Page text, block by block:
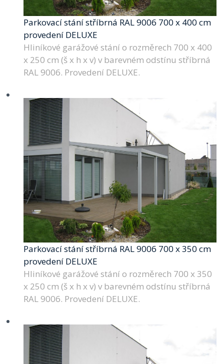
Parkovací stání stříbrná RAL 9006 700 x 400 cm
provedení DELUXE
Hliníkové garážové stání o rozměrech 700 x 400
x 250 cm (š x h x v) v barevném odstínu stříbrná
RAL 9006. Provedení DELUXE.
Parkovací stání stříbrná RAL 9006 700 x 350 cm
provedení DELUXE
Hliníkové garážové stání o rozměrech 700 x 350
x 250 cm (š x h x v) v barevném odstínu stříbrná
RAL 9006. Provedení DELUXE.